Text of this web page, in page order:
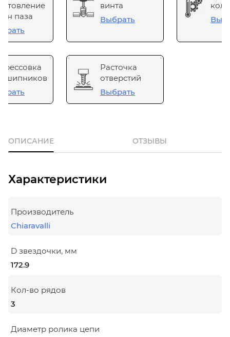
паза
винта
Выбрать
Расточка
отверстий
Выбрать
ОПИСАНИЕ ОТЗЫВЫ
Характеристики
Производитель
Chiaravalli
D звездочки, мм
172.9
Кол-во рядов
3
Диаметр ролика цепи